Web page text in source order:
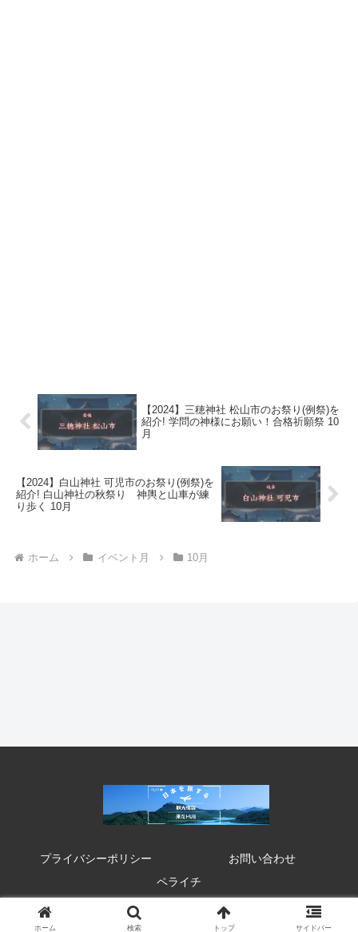
【2024】三穂神社 松山市のお祭り(例祭)を
紹介! 学問の神様にお願い！合格祈願祭 10
月
【2024】白山神社 可児市のお祭り(例祭)を
紹介! 白山神社の秋祭り 神輿と山車が練
り歩く 10月
ホーム イベント月 10月
プライバシーポリシー
お問い合わせ
ペライチ
© 2020 来たHUB 観光 イベント 祭り お得情報.
ホーム 検索 トップ サイドバー